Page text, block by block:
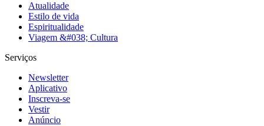
Atualidade
Estilo de vida
Espiritualidade
Viagem &#038; Cultura
Serviços
Newsletter
Aplicativo
Inscreva-se
Vestir
Anúncio